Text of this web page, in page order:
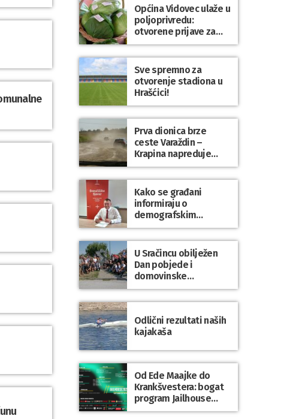
Općina Vidovec ulaže u
poljoprivredu:
otvorene prijave za
općinske potpore
Sve spremno za
otvorenje stadiona u
Hrašćici!
Prva dionica brze
ceste Varaždin –
Krapina napreduje
prema planu
Kako se građani
informiraju o
demografskim
mjerama? Sudjelujte u
istraživanju!
U Sračincu obilježen
Dan pobjede i
domovinske
zahvalnosti te Dan
hrvatskih branitelja
Odlični rezultati naših
kajakaša
Od Ede Maajke do
Krankšvestera: bogat
program Jailhouse
Festivala 2026. u